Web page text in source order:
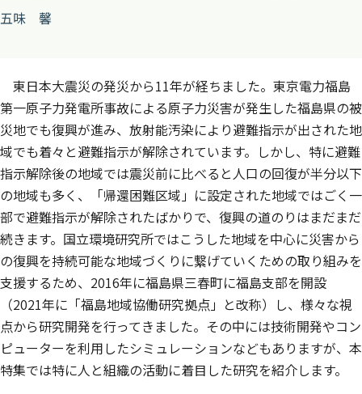
五味 馨
東日本大震災の発災から11年が経ちました。東京電力福島
第一原子力発電所事故による原子力災害が発生した福島県の被
災地でも復興が進み、放射能汚染により避難指示が出された地
域でも着々と避難指示が解除されています。しかし、特に避難
指示解除後の地域では震災前に比べると人口の回復が半分以下
の地域も多く、「帰還困難区域」に設定された地域ではごく一
部で避難指示が解除されたばかりで、復興の道のりはまだまだ
続きます。国立環境研究所ではこうした地域を中心に災害から
の復興を持続可能な地域づくりに繋げていくための取り組みを
支援するため、2016年に福島県三春町に福島支部を開設
（2021年に「福島地域協働研究拠点」と改称）し、様々な視
点から研究開発を行ってきました。その中には技術開発やコン
ピューターを利用したシミュレーションなどもありますが、本
特集では特に人と組織の活動に着目した研究を紹介します。